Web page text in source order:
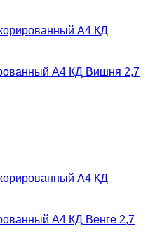
А4 КД Вишня 2,7
А4 КД Венге 2,7